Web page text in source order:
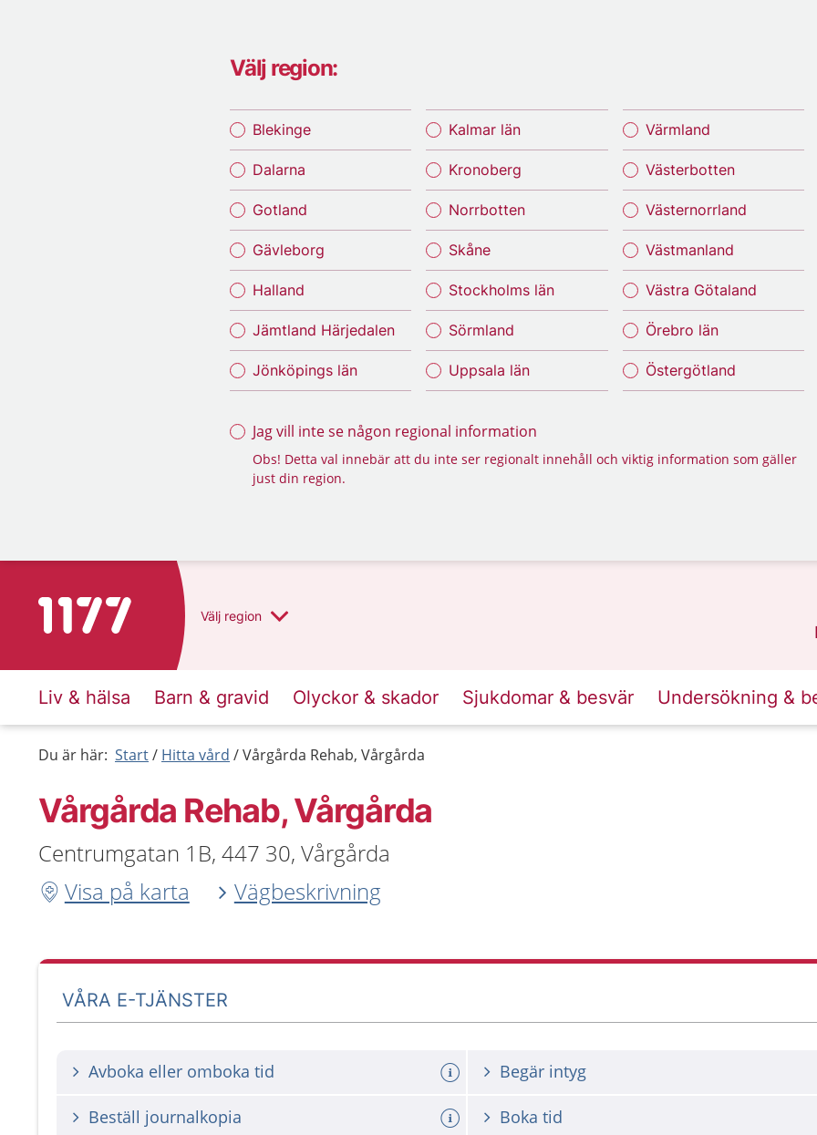
Välj region:
Blekinge
Dalarna
Gotland
Gävleborg
Halland
Jämtland Härjedalen
Jönköpings län
Kalmar län
Kronoberg
Norrbotten
Skåne
Stockholms län
Sörmland
Uppsala län
Värmland
Västerbotten
Västernorrland
Västmanland
Västra Götaland
Örebro län
Östergötland
Jag vill inte se någon regional information
Obs! Detta val innebär att du inte ser regionalt innehåll och viktig information som gäller
just din region.
Till startsidan för 1177 Välj region
Liv & hälsa Barn & gravid Olyckor & skador Sjukdomar & besvär Undersökning &
Du är här: Start Hitta vård Vårgårda Rehab, Vårgårda
Vårgårda Rehab, Vårgårda
Centrumgatan 1B, 447 30, Vårgårda
Visa på karta
Vägbeskrivning
VÅRA E-TJÄNSTER
Avboka eller omboka tid Begär intyg
Beställ journalkopia Boka tid